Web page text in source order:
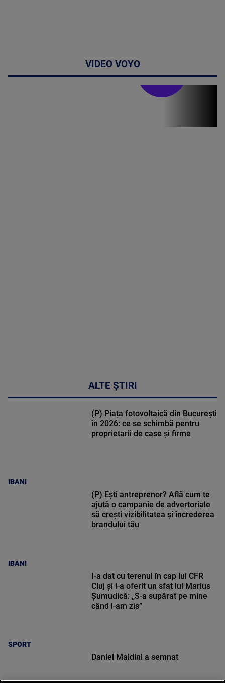
VIDEO VOYO
ALTE ȘTIRI
IBANI
(P) Piața fotovoltaică din București
în 2026: ce se schimbă pentru
proprietarii de case și firme
IBANI
(P) Ești antreprenor? Află cum te
ajută o campanie de advertoriale
să crești vizibilitatea și încrederea
brandului tău
SPORT
I-a dat cu terenul în cap lui CFR
Cluj și i-a oferit un sfat lui Marius
Șumudică: „S-a supărat pe mine
când i-am zis”
Daniel Maldini a semnat